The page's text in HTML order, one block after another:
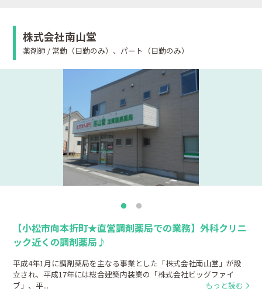
株式会社南山堂
薬剤師 / 常勤（日勤のみ）、パート（日勤のみ）
【小松市向本折町★直営調剤薬局での業務】外科クリニ
ック近くの調剤薬局♪
平成4年1月に調剤薬局を主なる事業とした「株式会社南山堂」が設
立され、平成17年には総合建築内装業の「株式会社ビッグファイ
ブ」、平...
もっと読む